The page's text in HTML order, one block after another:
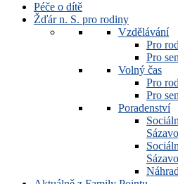
Péče o dítě
Žďár n. S. pro rodiny
Vzdělávání
Pro
Pro
Volný čas
Pro
Pro
Poradenství